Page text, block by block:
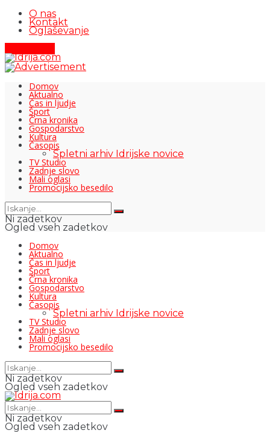
O nas
Kontakt
Oglaševanje
Domov
Aktualno
Čas in ljudje
Šport
Črna kronika
Gospodarstvo
Kultura
Časopis
Spletni arhiv Idrijske novice
TV Studio
Zadnje slovo
Mali oglasi
Promocijsko besedilo
Ni zadetkov
Ogled vseh zadetkov
Domov
Aktualno
Čas in ljudje
Šport
Črna kronika
Gospodarstvo
Kultura
Časopis
Spletni arhiv Idrijske novice
TV Studio
Zadnje slovo
Mali oglasi
Promocijsko besedilo
Ni zadetkov
Ogled vseh zadetkov
Ni zadetkov
Ogled vseh zadetkov